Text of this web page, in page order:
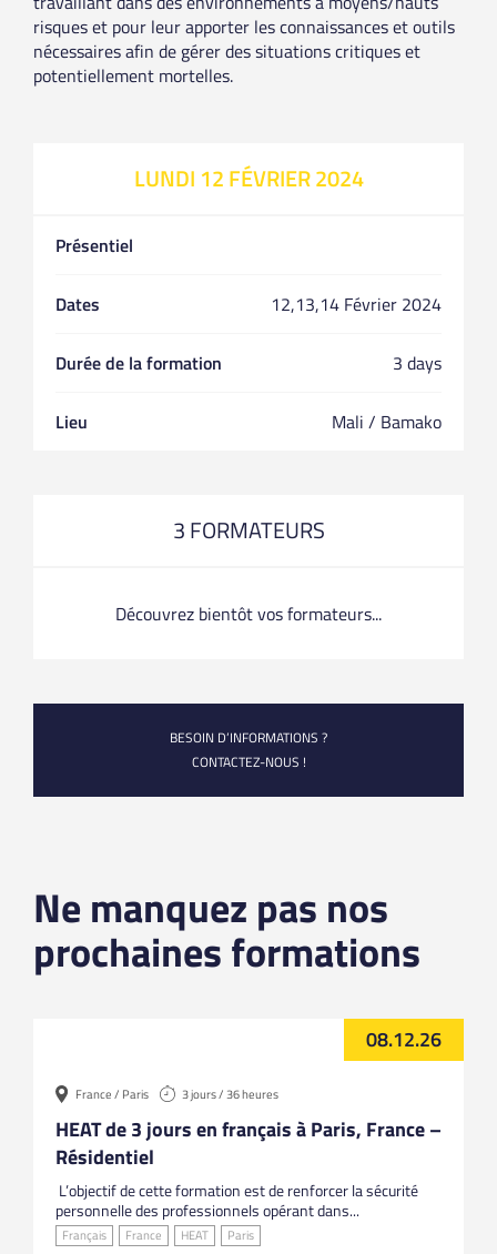
risques et pour leur apporter les connaissances et outils
nécessaires afin de gérer des situations critiques et
potentiellement mortelles.
LUNDI 12 FÉVRIER 2024
Présentiel
Dates 12,13,14 Février 2024
Durée de la formation 3 days
Lieu Mali / Bamako
3 FORMATEURS
Découvrez bientôt vos formateurs...
BESOIN D’INFORMATIONS ?
CONTACTEZ-NOUS !
Ne manquez pas nos
prochaines formations
08.12.26
France / Paris 3 jours / 36 heures
HEAT de 3 jours en français à Paris, France –
Résidentiel
L’objectif de cette formation est de renforcer la sécurité
personnelle des professionnels opérant dans...
Français France HEAT Paris